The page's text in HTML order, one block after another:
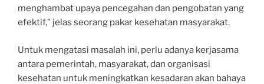
menghambat upaya pencegahan dan pengobatan yang
efektif,” jelas seorang pakar kesehatan masyarakat.
Untuk mengatasi masalah ini, perlu adanya kerjasama
antara pemerintah, masyarakat, dan organisasi
kesehatan untuk meningkatkan kesadaran akan bahaya